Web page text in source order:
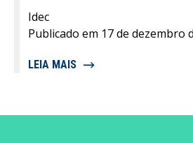
Idec
Publicado em 17 de dezembro
LEIA MAIS